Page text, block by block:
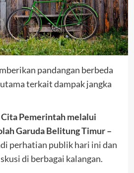
pandangan berbeda
terkait dampak jangka
Pemerintah melalui
Garuda Belitung Timur –
perhatian publik hari ini dan
di berbagai kalangan.